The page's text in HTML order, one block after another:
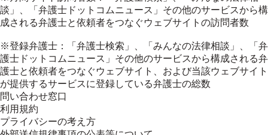
談」、「弁護士ドットコムニュース」その他のサービスから構
成される弁護士と依頼者をつなぐウェブサイトの訪問者数
※登録弁護士：「弁護士検索」、「みんなの法律相談」、「弁
護士ドットコムニュース」その他のサービスから構成される弁
護士と依頼者をつなぐウェブサイト、および当該ウェブサイト
が提供するサービスに登録している弁護士の総数
問い合わせ窓口
利用規約
プライバシーの考え方